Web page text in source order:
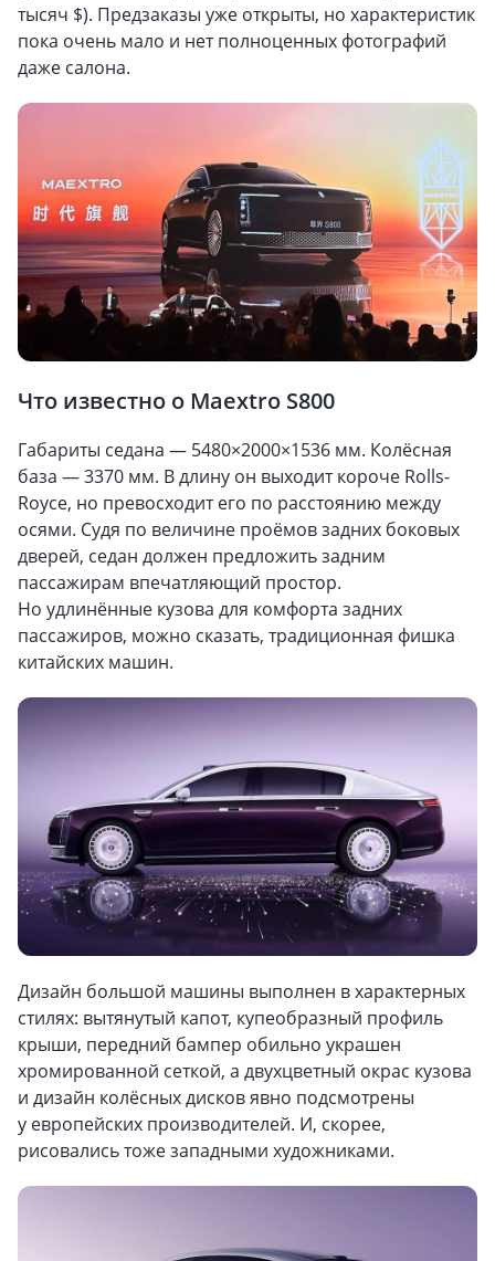
тысяч $). Предзаказы уже открыты, но характеристик
пока очень мало и нет полноценных фотографий
даже салона.
Что известно о Maextro S800
Габариты седана — 5480×2000×1536 мм. Колёсная
база — 3370 мм. В длину он выходит короче Rolls-
Royce, но превосходит его по расстоянию между
осями. Судя по величине проёмов задних боковых
дверей, седан должен предложить задним
пассажирам впечатляющий простор.
Но удлинённые кузова для комфорта задних
пассажиров, можно сказать, традиционная фишка
китайских машин.
Дизайн большой машины выполнен в характерных
стилях: вытянутый капот, купеобразный профиль
крыши, передний бампер обильно украшен
хромированной сеткой, а двухцветный окрас кузова
и дизайн колёсных дисков явно подсмотрены
у европейских производителей. И, скорее,
рисовались тоже западными художниками.